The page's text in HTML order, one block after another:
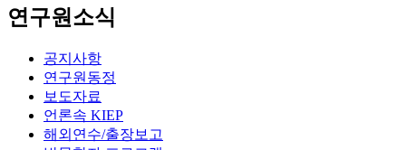
연구원소식
공지사항
연구원동정
보도자료
언론속 KIEP
해외연수/출장보고